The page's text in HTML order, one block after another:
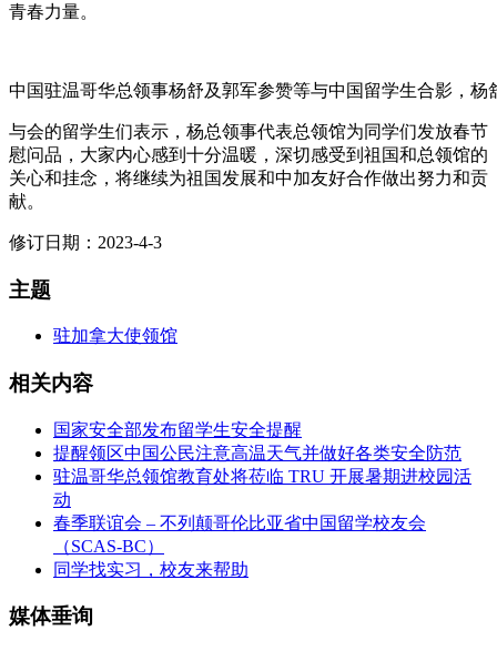
青春力量。
中国驻温哥华总领事杨舒及郭军参赞等与中国留学生合影，
与会的留学生们表示，杨总领事代表总领馆为同学们发放春节
慰问品，大家内心感到十分温暖，深切感受到祖国和总领馆的
关心和挂念，将继续为祖国发展和中加友好合作做出努力和贡
献。
修订日期：2023-4-3
主题
驻加拿大使领馆
相关内容
国家安全部发布留学生安全提醒
提醒领区中国公民注意高温天气并做好各类安全防范
驻温哥华总领馆教育处将莅临 TRU 开展暑期进校园活
动
春季联谊会 – 不列颠哥伦比亚省中国留学校友会
（SCAS-BC）
同学找实习，校友来帮助
媒体垂询